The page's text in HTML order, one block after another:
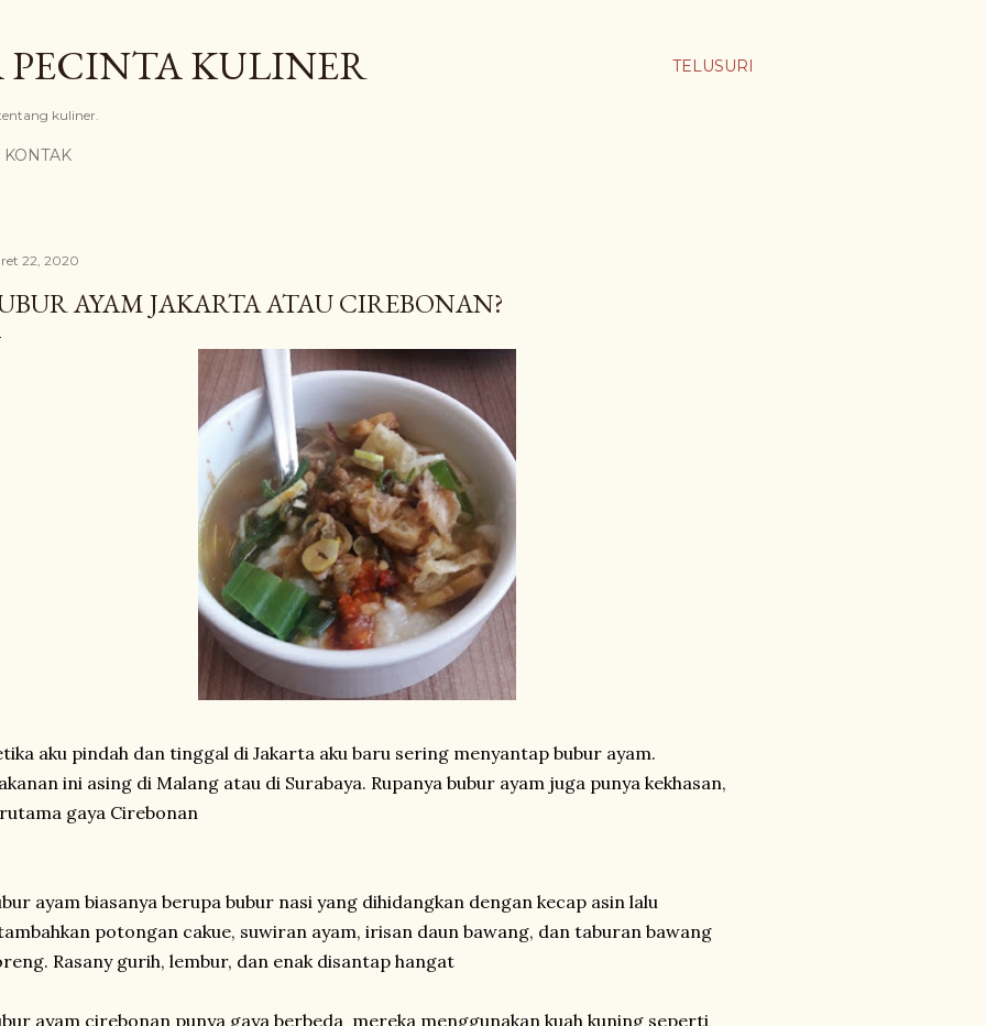
TELUSURI
PECINTA KULINER
kuliner.
KONTAK
22, 2020
AYAM JAKARTA ATAU CIREBONAN?
aku pindah dan tinggal di Jakarta aku baru sering menyantap bubur ayam.
ini asing di Malang atau di Surabaya. Rupanya bubur ayam juga punya kekhasan,
gaya Cirebonan
ayam biasanya berupa bubur nasi yang dihidangkan dengan kecap asin lalu
potongan cakue, suwiran ayam, irisan daun bawang, dan taburan bawang
Rasany gurih, lembur, dan enak disantap hangat
ayam cirebonan punya gaya berbeda mereka menggunakan kuah kuning seperti